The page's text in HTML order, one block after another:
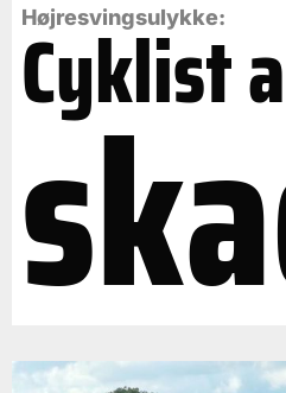
Højresvingsulykke:
Cyklist